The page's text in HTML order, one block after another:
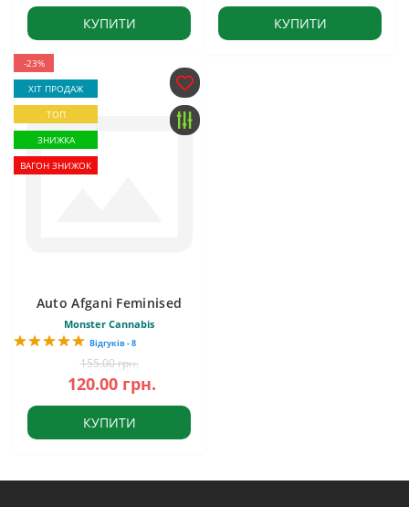
КУПИТИ КУПИТИ
-23%
ХІТ ПРОДАЖ
ТОП
ЗНИЖКА
ВАГОН ЗНИЖОК
Auto Afgani Feminised
Monster Cannabis
Відгуків - 8
155.00 грн.
120.00 грн.
КУПИТИ